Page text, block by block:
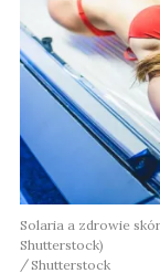
Solaria a zdrowie
Shutterstock)
Shutterstock